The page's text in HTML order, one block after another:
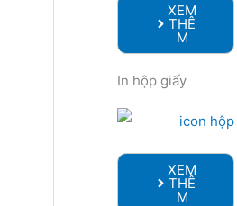
XEM
THÊ
M
In hộp giấy
XEM
THÊ
M